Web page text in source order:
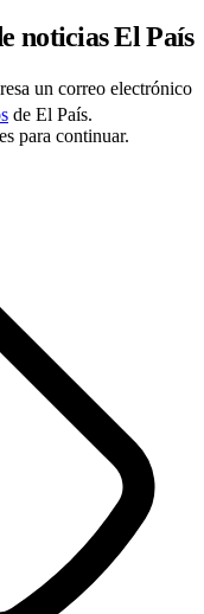
noticias El País
un correo electrónico
de El País.
para continuar.